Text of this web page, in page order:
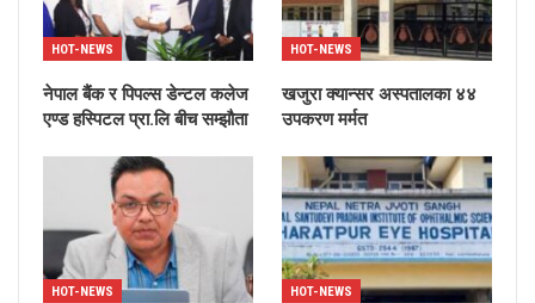
HOT-NEWS
नेपाल बैंक र पिपल्स डेन्टल कलेज
एण्ड हस्पिटल प्रा.लि बीच सम्झौता
HOT-NEWS
खजुरा क्यान्सर अस्पतालका ४४
उपकरण मर्मत
HOT-NEWS HOT-NEWS